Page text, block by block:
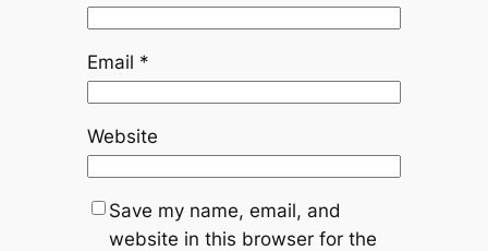
Email *
Website
Save my name, email, and
website in this browser for the